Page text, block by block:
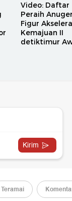
Video: Daftar
Peraih
Figur
Kemajuan II
detiktimur